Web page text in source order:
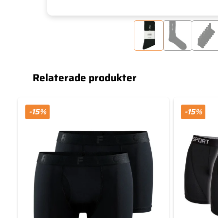
Relaterade produkter
-15% -15%